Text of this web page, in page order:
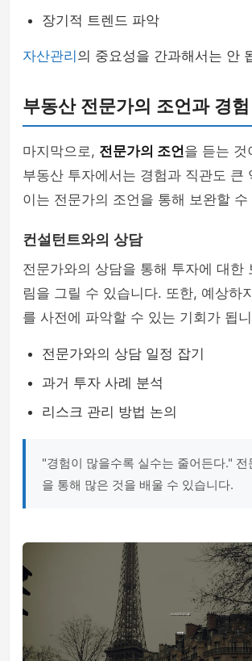
장기적 트렌드 파악
자산관리 의 중요성을 간과해서는 안
부동산 전문가의 조언과 경험
마지막으로, 전문가의 조언을 듣는 것
부동산 투자에서는 경험과 직관도 큰
이는 전문가의 조언을 통해 보완할 수
컨설턴트와의 상담
전문가와의 상담을 통해 투자에 대한
림을 그릴 수 있습니다. 또한, 예상하
를 사전에 파악할 수 있는 기회가 됩
전문가와의 상담 일정 잡기
과거 투자 사례 분석
리스크 관리 방법 논의
"경험이 많을수록 실수는 줄어든다." 전
을 통해 많은 것을 배울 수 있습니다.